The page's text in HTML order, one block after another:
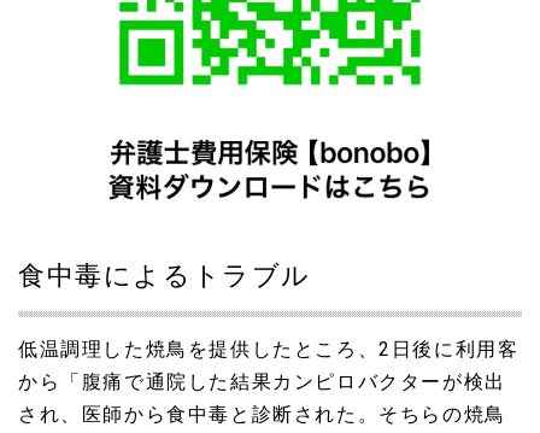
食中毒によるトラブル
低温調理した焼鳥を提供したところ、2日後に利用客
から「腹痛で通院した結果カンピロバクターが検出
され、医師から食中毒と診断された。そちらの焼鳥